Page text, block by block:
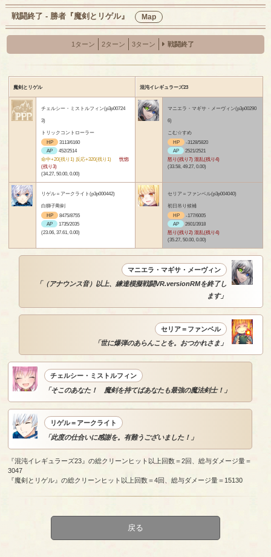
戦闘終了 - 勝者『魔剣とリゲル』 Map
1ターン 2ターン 3ターン 戦闘終了
魔剣とリゲル 混沌イレギュラーズ23
チェルシー・ミストルフィン(p3p00724
3)
トリックコントローラー
HP
3113/6160
AP
452/2514
命中+20(残り1) 反応+320(残り1)
恍惚
(残り3)
(34.27, 50.00, 0.00)
マニエラ・マギサ・メーヴィン(p3p00290
6)
こむ☆すめ
HP
-3128/5820
AP
2521/2521
怒り(残り7) 混乱(残り4)
(33.58, 49.27, 0.00)
リゲル＝アークライト(p3p000442)
白獅子剛剣
HP
8475/8755
AP
1735/2035
(23.06, 37.61, 0.00)
セリア＝ファンベル(p3p004040)
初日吊り候補
HP
-177/6005
AP
2601/3918
怒り(残り2) 混乱(残り4)
(35.27, 50.00, 0.00)
マニエラ・マギサ・メーヴィン
「（アナウンス音）以上、練達模擬戦闘VR.versionRMを終了し
ます」
セリア＝ファンベル
「世に爆弾のあらんことを。おつかれさま」
チェルシー・ミストルフィン
「そこのあなた！ 魔剣を持てばあなたも最強の魔法剣士！」
リゲル＝アークライト
「此度の仕合いに感謝を。有難うございました！」
『混沌イレギュラーズ23』の総クリーンヒット以上回数＝2回、総与ダメージ量＝
3047
『魔剣とリゲル』の総クリーンヒット以上回数＝4回、総与ダメージ量＝15130
戻る